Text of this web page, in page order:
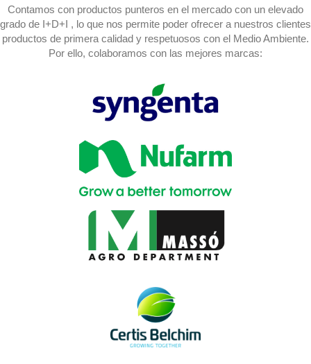
Contamos con productos punteros en el mercado con un elevado
grado de I+D+I , lo que nos permite poder ofrecer a nuestros clientes
productos de primera calidad y respetuosos con el Medio Ambiente.
Por ello, colaboramos con las mejores marcas: